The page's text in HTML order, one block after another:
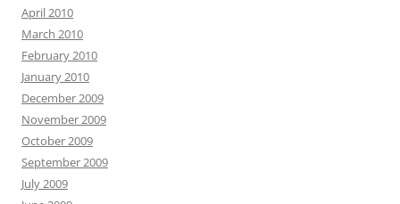
April 2010
March 2010
February 2010
January 2010
December 2009
November 2009
October 2009
September 2009
July 2009